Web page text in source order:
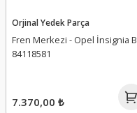
Orjinal Yedek Parça
Fren Merkezi - Opel İnsignia B
84118581
7.370,00 ₺